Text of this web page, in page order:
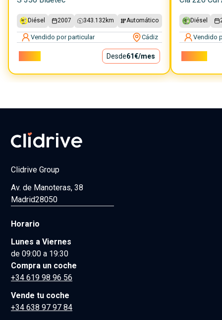
Diésel 2007 343.132km Automático
Vendido por particular Cádiz
Desde61€/mes
Diésel
Vendido
Clidrive Group
Av. de Manoteras, 38
Madrid28050
Horario
Lunes a Viernes
de 09:00 a 19:30
Compra un coche
+34 619 98 96 56
Vende tu coche
+34 638 97 97 84